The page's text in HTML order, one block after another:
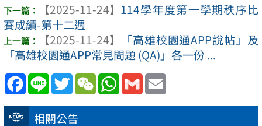
相關公告
【2025-11-24】 114學年度第一學期秩序比
賽成績-第十二週
【2025-11-24】
「高雄校園通APP說帖」及
「高雄校園通APP常見問題 (QA)」各一份 ...
Facebook
Line TwitterWeChatWhatsApp
Gmail